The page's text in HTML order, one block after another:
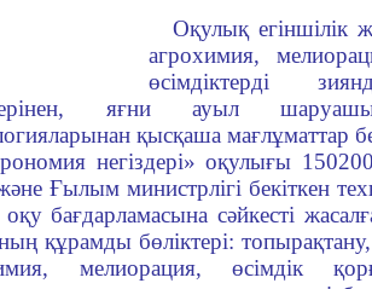
Оқулық егіншілік
агрохимия,
өсімдіктерді
яғни ауыл
қысқаша мағлұматтар
негіздері» оқулығы
Ғылым министрлігі бекіткен
оқу бағдарламасына сәйкесті
құрамды бөліктері:
мелиорация, өсімдік